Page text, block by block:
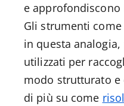
e
Gli strumenti
in questa
utilizzati per
modo strutturato e
di più su come